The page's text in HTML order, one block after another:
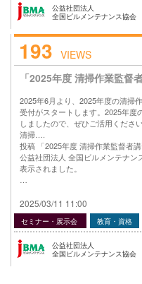
公益社団法人
全国ビルメンテナンス協会
193 VIEWS
「2025年度 清掃作業監督
2025年6月より、2025年度の清掃
受付がスタートします。2025年度
しましたので、ぜひご活用くださ
清掃….
投稿 「2025年度 清掃作業監督者
公益社団法人 全国ビルメンテナン
表示されました。
2025/03/11 11:00
セミナー・展示会 教育・資格
公益社団法人
全国ビルメンテナンス協会